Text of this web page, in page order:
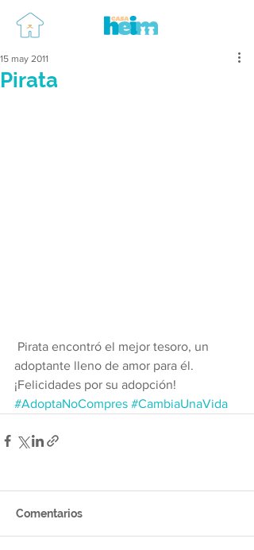
Pirata
15 may 2011
adoptante lleno de amor para él.
¡Felicidades por su adopción!
#AdoptaNoCompres #CambiaUnaVida
Comentarios